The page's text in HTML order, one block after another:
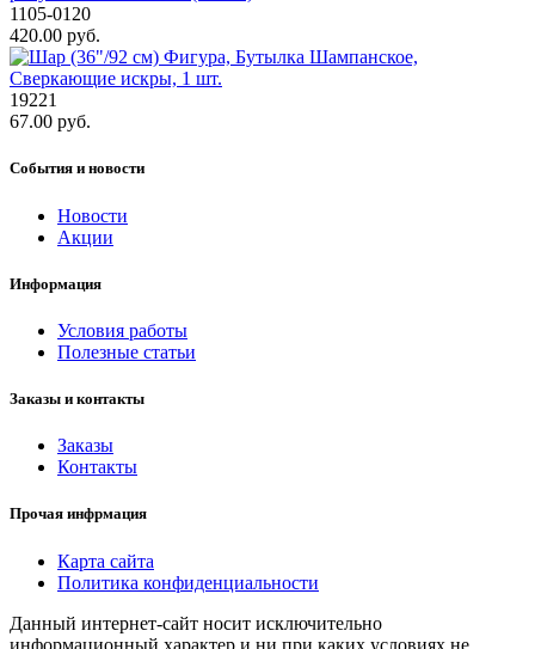
1105-0120
420.00 руб.
19221
67.00 руб.
События и новости
Новости
Акции
Информация
Условия работы
Полезные статьи
Заказы и контакты
Заказы
Контакты
Прочая инфрмация
Карта сайта
Политика конфиденциальности
Данный интернет-сайт носит исключительно
информационный характер и ни при каких условиях не